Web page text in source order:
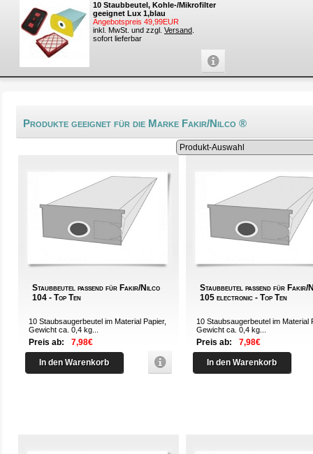
10 Staubbeutel, Kohle-/Mikrofilter
geeignet Lux 1,blau
Angebotspreis 49,99EUR
inkl. MwSt. und zzgl. Versand
sofort lieferbar
Produkte geeignet für die Marke Fakir/Nilco ®
Staubbeutel passend für Fakir/Nilco
104 - Top Ten
10 Staubsaugerbeutel im Material Papier,
Gewicht ca. 0,4 kg...
Preis ab: 7,98€
In den Warenkorb
Staubbeutel passend für Fakir/
105 electronic - Top Ten
10 Staubsaugerbeutel im Material
Gewicht ca. 0,4 kg...
Preis ab: 7,98€
In den Warenkorb